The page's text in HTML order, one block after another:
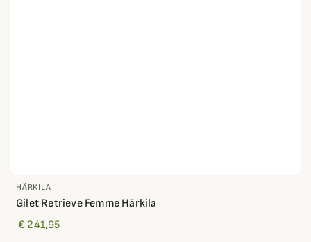
HÄRKILA
Gilet Retrieve Femme Härkila
€ 241,95